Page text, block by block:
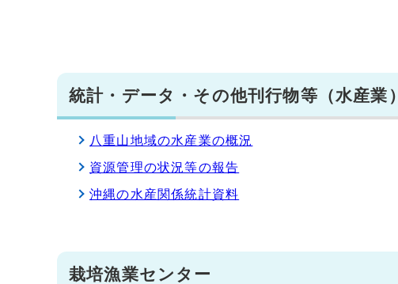
統計・データ・その他刊行物等（水産業）
八重山地域の水産業の概況
資源管理の状況等の報告
沖縄の水産関係統計資料
栽培漁業センター